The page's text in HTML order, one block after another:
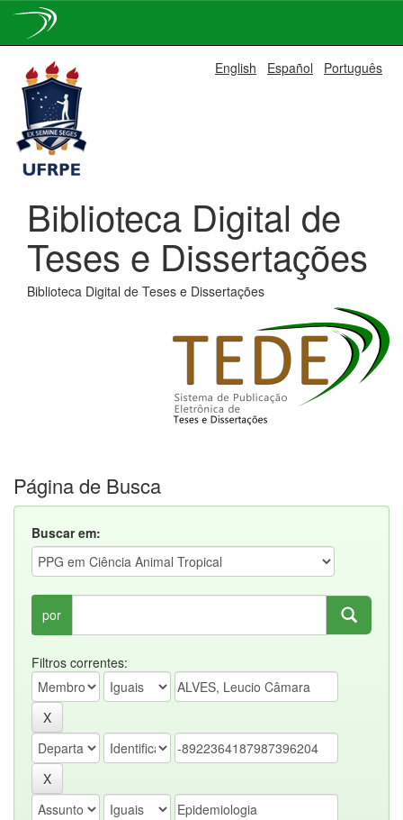
navigation
English Español Português
Biblioteca Digital de
Teses e Dissertações
Biblioteca Digital de Teses e Dissertações
Página de Busca
Buscar em:
por
Filtros correntes: